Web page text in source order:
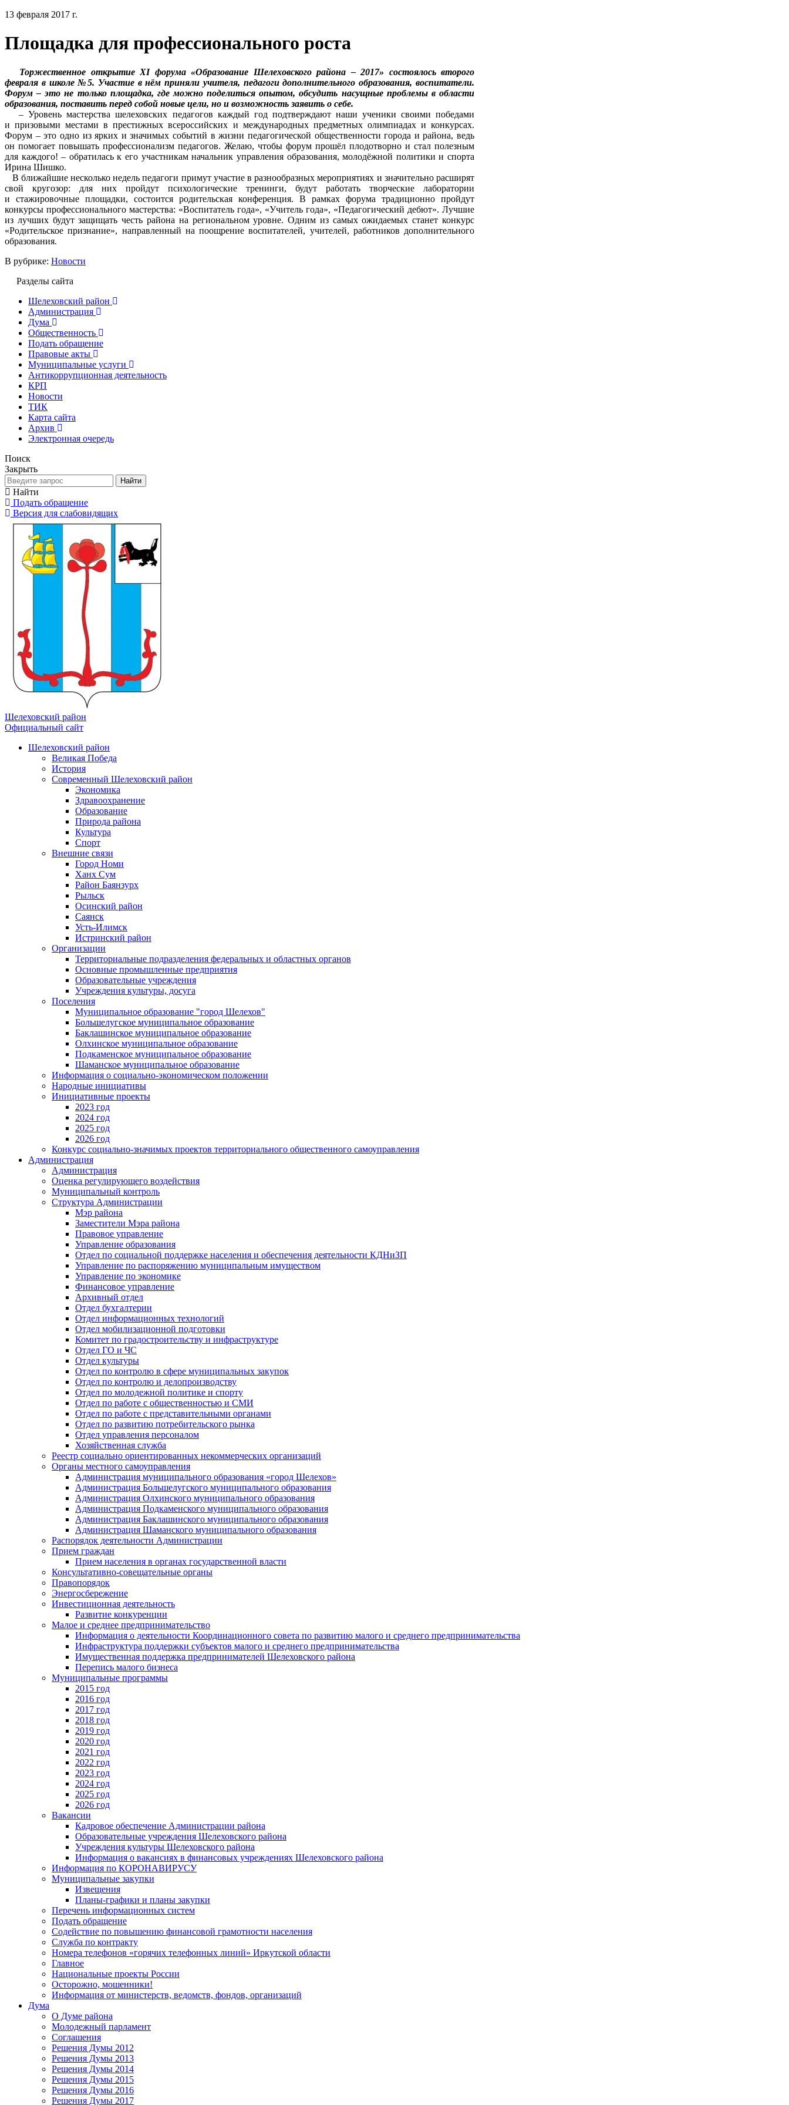
13 февраля 2017 г.
Площадка для профессионального роста
Торжественное открытие XI форума «Образование Шелеховского района – 2017» состоялось второго
февраля в школе №5. Участие в нём приняли учителя, педагоги дополнительного образования, воспитатели.
Форум – это не только площадка, где можно поделиться опытом, обсудить насущные проблемы в области
образования, поставить перед собой новые цели, но и возможность заявить о себе.
– Уровень мастерства шелеховских педагогов каждый год подтверждают наши ученики своими победами
и призовыми местами в престижных всероссийских и международных предметных олимпиадах и конкурсах.
Форум – это одно из ярких и значимых событий в жизни педагогической общественности города и района, ведь
он помогает повышать профессионализм педагогов. Желаю, чтобы форум прошёл плодотворно и стал полезным
для каждого! – обратилась к его участникам начальник управления образования, молодёжной политики и спорта
Ирина Шишко.
В ближайшие несколько недель педагоги примут участие в разнообразных мероприятиях и значительно расширят
свой кругозор: для них пройдут психологические тренинги, будут работать творческие лаборатории
и стажировочные площадки, состоится родительская конференция. В рамках форума традиционно пройдут
конкурсы профессионального мастерства: «Воспитатель года», «Учитель года», «Педагогический дебют». Лучшие
из лучших будут защищать честь района на региональном уровне. Одним из самых ожидаемых станет конкурс
«Родительское признание», направленный на поощрение воспитателей, учителей, работников дополнительного
образования.
В рубрике: Новости
Разделы сайта
Шелеховский район
Администрация
Дума
Общественность
Подать обращение
Правовые акты
Муниципальные услуги
Антикоррупционная деятельность
КРП
Новости
ТИК
Карта сайта
Архив
Электронная очередь
Поиск
Закрыть
Найти
Найти
Подать обращение
Версия для слабовидящих
Шелеховский район
Официальный сайт
Шелеховский район
Великая Победа
История
Современный Шелеховский район
Экономика
Здравоохранение
Образование
Природа района
Культура
Спорт
Внешние связи
Город Номи
Ханх Сум
Район Баянзурх
Рыльск
Осинский район
Саянск
Усть-Илимск
Истринский район
Организации
Территориальные подразделения федеральных и областных органов
Основные промышленные предприятия
Образовательные учреждения
Учреждения культуры, досуга
Поселения
Муниципальное образование "город Шелехов"
Большелугское муниципальное образование
Баклашинское муниципальное образование
Олхинское муниципальное образование
Подкаменское муниципальное образование
Шаманское муниципальное образование
Информация о социально-экономическом положении
Народные инициативы
Инициативные проекты
2023 год
2024 год
2025 год
2026 год
Конкурс социально-значимых проектов территориального общественного самоуправления
Администрация
Администрация
Оценка регулирующего воздействия
Муниципальный контроль
Структура Администрации
Мэр района
Заместители Мэра района
Правовое управление
Управление образования
Отдел по социальной поддержке населения и обеспечения деятельности КДНиЗП
Управление по распоряжению муниципальным имуществом
Управление по экономике
Финансовое управление
Архивный отдел
Отдел бухгалтерии
Отдел информационных технологий
Отдел мобилизационной подготовки
Комитет по градостроительству и инфраструктуре
Отдел ГО и ЧС
Отдел культуры
Отдел по контролю в сфере муниципальных закупок
Отдел по контролю и делопроизводству
Отдел по молодежной политике и спорту
Отдел по работе с общественностью и СМИ
Отдел по работе с представительными органами
Отдел по развитию потребительского рынка
Отдел управления персоналом
Хозяйственная служба
Реестр социально ориентированных некоммерческих организаций
Органы местного самоуправления
Администрация муниципального образования «город Шелехов»
Администрация Большелугского муниципального образования
Администрация Олхинского муниципального образования
Администрация Подкаменского муниципального образования
Администрация Баклашинского муниципального образования
Администрация Шаманского муниципального образования
Распорядок деятельности Администрации
Прием граждан
Прием населения в органах государственной власти
Консультативно-совещательные органы
Правопорядок
Энергосбережение
Инвестиционная деятельность
Развитие конкуренции
Малое и среднее предпринимательство
Информация о деятельности Координационного совета по развитию малого и среднего предпринимательства
Инфраструктура поддержки субъектов малого и среднего предпринимательства
Имущественная поддержка предпринимателей Шелеховского района
Перепись малого бизнеса
Муниципальные программы
2015 год
2016 год
2017 год
2018 год
2019 год
2020 год
2021 год
2022 год
2023 год
2024 год
2025 год
2026 год
Вакансии
Кадровое обеспечение Администрации района
Образовательные учреждения Шелеховского района
Учреждения культуры Шелеховского района
Информация о вакансиях в финансовых учреждениях Шелеховского района
Информация по КОРОНАВИРУСУ
Муниципальные закупки
Извещения
Планы-графики и планы закупки
Перечень информационных систем
Подать обращение
Содействие по повышению финансовой грамотности населения
Служба по контракту
Номера телефонов «горячих телефонных линий» Иркутской области
Главное
Национальные проекты России
Осторожно, мошенники!
Информация от министерств, ведомств, фондов, организаций
Дума
О Думе района
Молодежный парламент
Соглашения
Решения Думы 2012
Решения Думы 2013
Решения Думы 2014
Решения Думы 2015
Решения Думы 2016
Решения Думы 2017